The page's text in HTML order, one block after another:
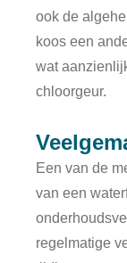
ook de
koos een
wat
chloorgeur.
Een van de
van een
regelmatige